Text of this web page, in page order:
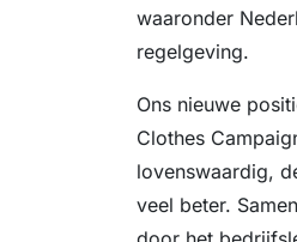
waaronder
regelgeving.
Ons nieuwe
Clothes
lovenswaardig,
veel beter.